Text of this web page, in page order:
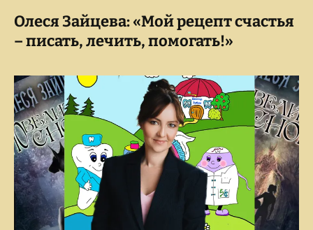
Олеся Зайцева: «Мой рецепт счастья
– писать, лечить, помогать!»